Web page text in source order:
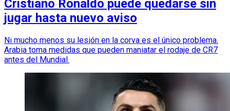
Cristiano Ronaldo puede quedarse sin
jugar hasta nuevo aviso
Ni mucho menos su lesión en la corva es el único problema.
Arabia toma medidas que pueden maniatar el rodaje de CR7
antes del Mundial.